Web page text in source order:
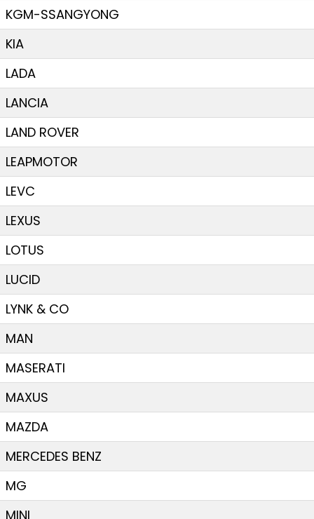
KGM-SSANGYONG
KIA
LADA
LANCIA
LAND ROVER
LEAPMOTOR
LEVC
LEXUS
LOTUS
LUCID
LYNK & CO
MAN
MASERATI
MAXUS
MAZDA
MERCEDES BENZ
MG
MINI